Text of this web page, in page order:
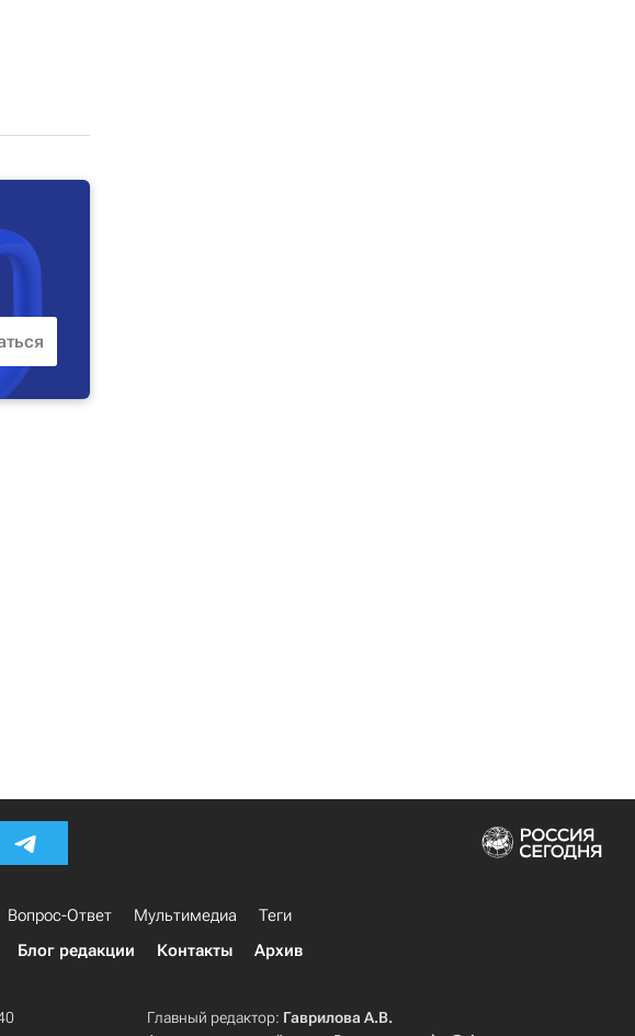
Вопрос-Ответ Мультимедиа
Теги
Блог редакции Контакты Архив
Главный редактор: Гаврилова А.В.